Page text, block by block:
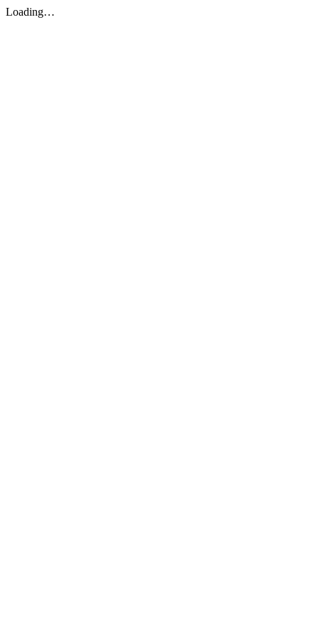
Loading…